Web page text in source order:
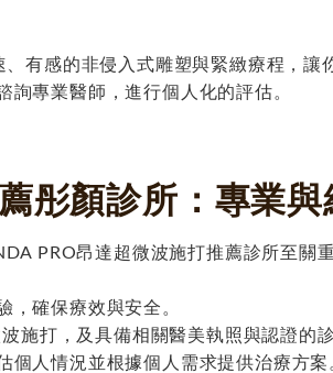
有感的非侵入式雕塑與緊緻療程，讓
專業醫師，進行個人化的評估。
彤顏診所：專業與
PRO昂達超微波施打推薦診所至關
，確保療效與安全。
施打，及具備相關醫美執照與認證的診
個人情況並根據個人需求提供治療方案